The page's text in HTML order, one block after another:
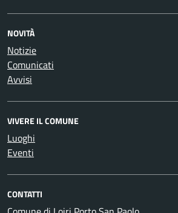
NOVITÀ
Notizie
Comunicati
Avvisi
VIVERE IL COMUNE
Luoghi
Eventi
CONTATTI